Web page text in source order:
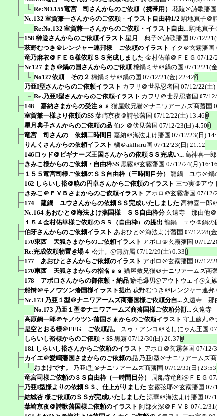
Re:NO.155竜宮 司さんからのご依頼（携帯用）
花陵＠詩歌藩国
No.132 室賀兼一さんからのご依頼・イラスト自由枠1/2 駒地真子＠
Re:No.132 室賀兼一さんからのご依頼・イラスト自由... 駒地真子
158 榊遊さんからのご依頼イラスト 星月 典子＠詩歌藩国 07/12/
萩野むつき＠レンジャー連邦様 ご依頼のイラスト イク＠玄霧藩国
竜乃麻衣＠ＦＥＧ様依頼ＳＳ完成しました 金村佑華＠ＦＥＧ 07/12/
No127 まき＠鍋の国さんからのご依頼 棉鍋ミサ＠鍋の国 07/12/21(
No127依頼 その２ 棉鍋ミサ＠鍋の国 07/12/21(金) 22:42
乃亜I型さんからのご依頼イラスト カヲリ＠世界忍者国 07/12/22(土)
Re:乃亜I型さんからのご依頼イラスト カヲリ＠世界忍者国 07/
148 嘉納さまからの受注ｓｓ 猫屋敷兄猫＠ナニワアームズ商藩国
室賀兼一様より依頼のSS 葉崎京夜＠詩歌藩国 07/12/22(土) 13:46
星月典子さんからのご依頼の品 伯牙＠伏見藩国 07/12/23(日) 4:50
竜宮 司さんの 依頼二時間目 嘉納＠海法よけ藩国 07/12/23(日)
りんくさんからの依頼イラスト 橘＠akiharu国 07/12/23(日) 21:52
146ロッド＠ビギナーズ王国さんからの依頼ＳＳ完成い... 高神喜一
きみこ様からのご依頼・自由枠SS 黒霧＠玄霧藩国 07/12/24(月) 16:16
１５５竜宮司様ご依頼のＳＳ自由枠（三時間目分）
龍鍋 ユウ＠鍋
162 しらいし裕＠暁の円卓さんからご依頼のイラスト 三つ実＠アウ
きみこ＠ＦＶＢさまからのご依頼イラスト アポロ＠玄霧藩国 07/12/
174 龍鍋 ユウさんからの依頼ＳＳ完成いたしました 高神喜一郎
No.164 あおひと＠海法よけ藩国様 ＳＳ自由枠分 久遠寺 那由他＠
１５４金村佑華様ご依頼のＳＳ（自由枠）の提出 龍鍋 ユウ＠鍋の
伯牙さんからのご依頼イラスト あおひと＠海法よけ藩国 07/12/28(
170東西 天狐さまからのご依頼イラスト アポロ＠玄霧藩国 07/12/
Re:完成依頼物置き場４ 松井。@無所属 07/12/29(土) 0:33
177 あおひとさんからご依頼のイラスト アポロ＠玄霧藩国 07/12/
170東西 天狐さまからの指名ｓｓ 猫屋敷兄猫＠ナニワアームズ商
178 アポロさんからの御依頼・納品 癖毛爆男@アウトウェイ@文族
船橋＠キノウツン藩国様イラスト提出 萩野むつき＠レンジャー連邦
No.173 乃亜１型＠ナニワアームズ商藩国様ご依頼分自... 久遠寺 那
No.173 乃亜１型＠ナニワアームズ商藩国様ご依頼分訂... 久遠寺
高原鋼一郎＠キノウツン藩国さまからのご依頼イラスト 守上藤丸＠
是空とおる様＠FEG ご依頼品。
スゥ・アンコ＠るしにゃん王国
しらいし裕様からのご依頼・SS 黒霧 07/12/30(日) 20:37
181 しらいし裕さんからご依頼のイラスト アポロ＠玄霧藩国 07/12/
カイエ＠愛鳴藩国さまからのご依頼の品 乃亜I型＠ナニワアームズ
おまけです。
乃亜I型＠ナニワアームズ商藩国 07/12/30(日) 23:53
竜宮司様ご依頼のＳＳ自由枠（一時間目分）
周船寺竜郎@ＦＥＧ
乃亜I型様よりの依頼ＳＳ、仕上がりました 玄霧弦耶＠玄霧藩国 07/
結城杏 様ご依頼のＳＳが完成いたしました 涼華＠海法よけ藩国 07/
葉崎京夜＠詩歌藩国様ご依頼のイラスト 阿部火深＠ＦＶＢ 07/12/